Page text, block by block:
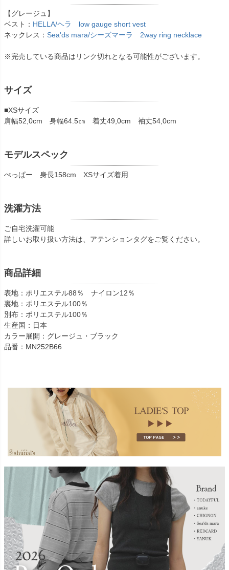
【グレージュ】
ベスト： HELLA/ヘラ low gauge short vest
ネックレス： Sea'ds mara/シーズマーラ 2way ring necklace
※完売している商品はリンク切れとなる可能性がございます。
サイズ
■XSサイズ
肩幅52,0cm 身幅64.5㎝ 着丈49,0cm 袖丈54,0cm
モデルスペック
ぺっぱー 身長158cm XSサイズ着用
洗濯方法
ご自宅洗濯可能
詳しいお取り扱い方法は、アテンションタグをご覧ください。
商品詳細
表地：ポリエステル88％ ナイロン12％
裏地：ポリエステル100％
別布：ポリエステル100％
生産国：日本
カラー展開：グレージュ・ブラック
品番：MN252B66